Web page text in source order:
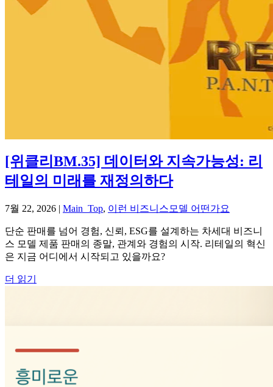
[위클리BM.35] 데이터와 지속가능성: 리
테일의 미래를 재정의하다
7월 22, 2026 | Main_Top, 이런 비즈니스모델 어떤가요
단순 판매를 넘어 경험, 신뢰, ESG를 설계하는 차세대 비즈니
스 모델 제품 판매의 종말, 관계와 경험의 시작. 리테일의 혁신
은 지금 어디에서 시작되고 있을까요?
더 읽기